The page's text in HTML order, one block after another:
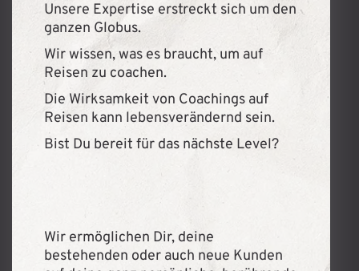
Unsere Expertise erstreckt sich um den
ganzen Globus.
Wir wissen, was es braucht, um auf
Reisen zu coachen.
Die Wirksamkeit von Coachings auf
Reisen kann lebensverändernd sein.
Bist Du bereit für das nächste Level?
Wir ermöglichen Dir, deine
bestehenden oder auch neue Kunden